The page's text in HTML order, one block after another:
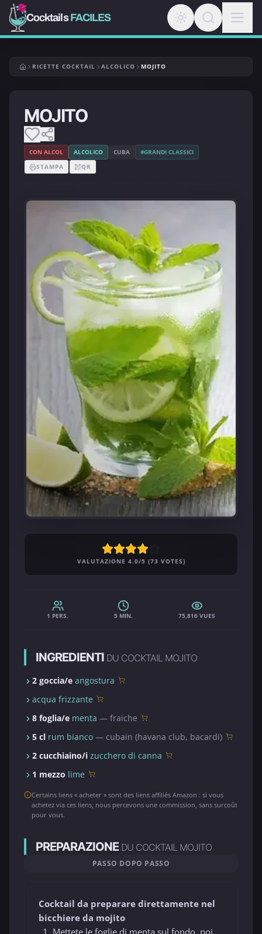
CocktailsFACILES
RICETTE COCKTAIL ALCOLICO MOJITO
MOJITO
CON ALCOL ALCOLICO CUBA
#GRANDI CLASSICI
STAMPA
QR
VALUTAZIONE 4.0/5 (73 VOTES)
1 PERS. 5 MIN. 75,816 VUES
INGREDIENTI DU COCKTAIL MOJITO
2 goccia/e angostura
acqua frizzante
8 foglia/e menta — fraiche
5 cl rum bianco — cubain (havana club, bacardi)
2 cucchiaino/i zucchero di canna
1 mezzo lime
Certains liens « acheter » sont des liens affiliés Amazon : si vous
achetez via ces liens, nous percevons une commission, sans surcoût
pour vous.
PREPARAZIONE DU COCKTAIL MOJITO
PASSO DOPO PASSO
Cocktail da preparare direttamente nel
bicchiere da mojito